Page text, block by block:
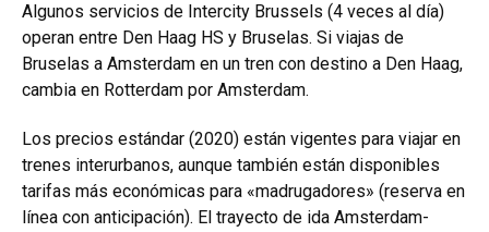
Algunos servicios de Intercity Brussels (4 veces al día)
operan entre Den Haag HS y Bruselas. Si viajas de
Bruselas a Amsterdam en un tren con destino a Den Haag,
cambia en Rotterdam por Amsterdam.
Los precios estándar (2020) están vigentes para viajar en
trenes interurbanos, aunque también están disponibles
tarifas más económicas para «madrugadores» (reserva en
línea con anticipación). El trayecto de ida Amsterdam-